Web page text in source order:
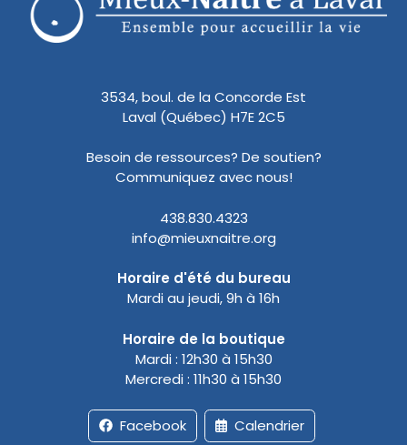
3534, boul. de la Concorde Est
Laval (Québec) H7E 2C5
Besoin de ressources? De soutien?
Communiquez avec nous!
438.830.4323
info@mieuxnaitre.org
Horaire d'été du bureau
Mardi au jeudi, 9h à 16h
Horaire de la boutique
Mardi : 12h30 à 15h30
Mercredi : 11h30 à 15h30
Facebook Calendrier